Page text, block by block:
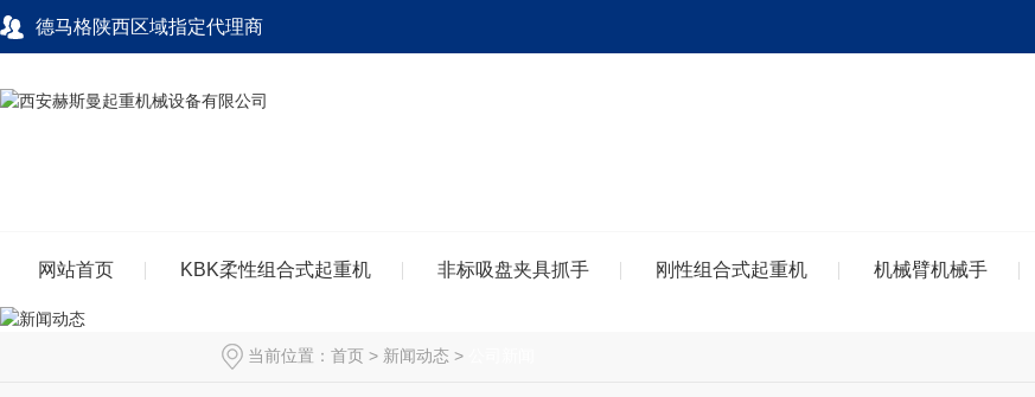
德马格陕西区域指定代理商
网站首页 KBK柔性组合式起重机 非标吸盘夹具抓手 刚性组合式起重机 机械臂机械手
当前位置： 首页 > 新闻动态 >